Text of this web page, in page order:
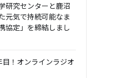
研究センターと鹿沼
元気で持続可能なま
協定」を締結しまし
目！オンラインラジオ